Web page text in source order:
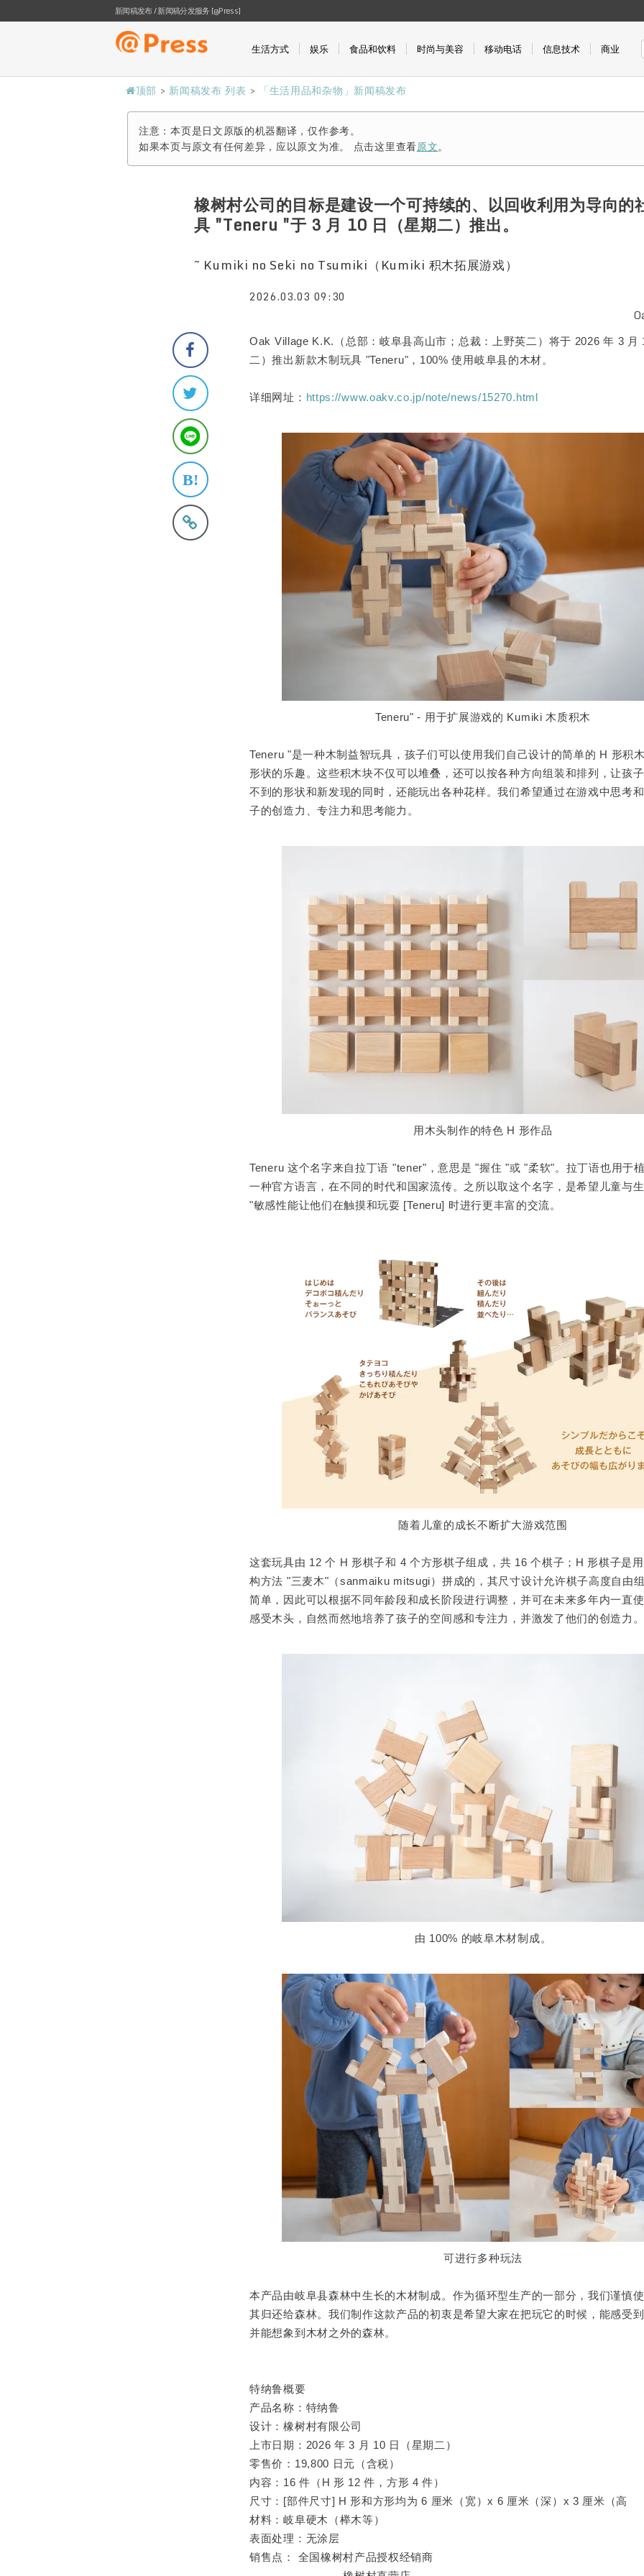
新闻稿发布 / 新闻稿分发服务 [@Press]
生活方式 娱乐 食品和饮料 时尚与美容 移动电话 信息技术 商业
顶部 >新闻稿发布 列表 > 「生活用品和杂物」新闻稿发布
注意：本页是日文原版的机器翻译，仅作参考。
如果本页与原文有任何差异，应以原文为准。 点击这里查看原文。
橡树村公司的目标是建设一个可持续的、以回收利用为导向的
具 "Teneru "于 3 月 10 日（星期二）推出。
~ Kumiki no Seki no Tsumiki（Kumiki 积木拓展游戏）
2026.03.03 09:30
Oak Village K.K.（总部：岐阜县高山市；总裁：上野英二）将于 2026 年 3 月
二）推出新款木制玩具 "Teneru"，100% 使用岐阜县的木材。
详细网址： https://www.oakv.co.jp/note/news/15270.html
Teneru" - 用于扩展游戏的 Kumiki 木质积木
Teneru "是一种木制益智玩具，孩子们可以使用我们自己设计的简单的 H 形积
形状的乐趣。这些积木块不仅可以堆叠，还可以按各种方向组装和排列，让孩
不到的形状和新发现的同时，还能玩出各种花样。我们希望通过在游戏中思考
子的创造力、专注力和思考能力。
用木头制作的特色 H 形作品
Teneru 这个名字来自拉丁语 "tener"，意思是 "握住 "或 "柔软"。拉丁语也用于
一种官方语言，在不同的时代和国家流传。之所以取这个名字，是希望儿童与
"敏感性能让他们在触摸和玩耍 [Teneru] 时进行更丰富的交流。
随着儿童的成长不断扩大游戏范围
这套玩具由 12 个 H 形棋子和 4 个方形棋子组成，共 16 个棋子；H 形棋子是
构方法 "三麦木"（sanmaiku mitsugi）拼成的，其尺寸设计允许棋子高度自由
简单，因此可以根据不同年龄段和成长阶段进行调整，并可在未来多年内一直
感受木头，自然而然地培养了孩子的空间感和专注力，并激发了他们的创造力。
由 100% 的岐阜木材制成。
可进行多种玩法
本产品由岐阜县森林中生长的木材制成。作为循环型生产的一部分，我们谨慎
其归还给森林。我们制作这款产品的初衷是希望大家在把玩它的时候，能感受
并能想象到木材之外的森林。
特纳鲁概要
产品名称：特纳鲁
设计：橡树村有限公司
上市日期：2026 年 3 月 10 日（星期二）
零售价：19,800 日元（含税）
内容：16 件（H 形 12 件，方形 4 件）
尺寸：[部件尺寸] H 形和方形均为 6 厘米（宽）x 6 厘米（深）x 3 厘米（高
材料：岐阜硬木（榉木等）
表面处理：无涂层
销售点： 全国橡树村产品授权经销商